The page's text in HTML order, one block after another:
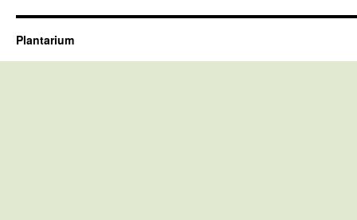
Plantarium